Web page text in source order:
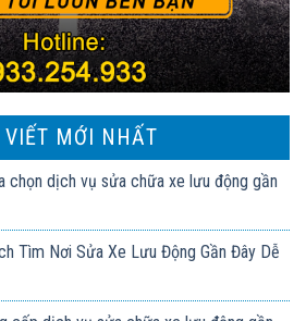
VIẾT MỚI NHẤT
chọn dịch vụ sửa chữa xe lưu động gần
Tìm Nơi Sửa Xe Lưu Động Gần Đây Dễ